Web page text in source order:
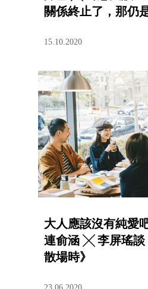
關係終止了，那仍
15.10.2020
大人應該沒有純愛
連俞涵 ╳ 李屏瑤談
散場時》